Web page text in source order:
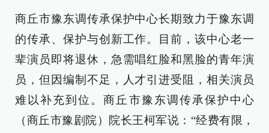
商丘市豫东调传承保护中心长期致力于豫东调
的传承、保护与创新工作。目前，该中心老一
辈演员即将退休，急需唱红脸和黑脸的青年演
员，但因编制不足，人才引进受阻，相关演员
难以补充到位。商丘市豫东调传承保护中心
（商丘市豫剧院）院长王柯军说：“经费有限，